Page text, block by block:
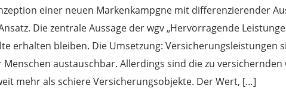
Versicherungen
einer neuen Markenkampgne mit differenzierender
Die zentrale Aussage der wgv „Hervorragende
erhalten bleiben. Die Umsetzung: Versicherungsleistungen
austauschbar. Allerdings sind die zu
mehr als schiere Versicherungsobjekte. Der Wert, […]